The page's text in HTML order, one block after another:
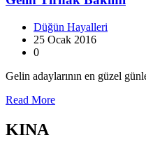
Düğün Hayalleri
25 Ocak 2016
0
Gelin adaylarının en güzel
Read More
KINA